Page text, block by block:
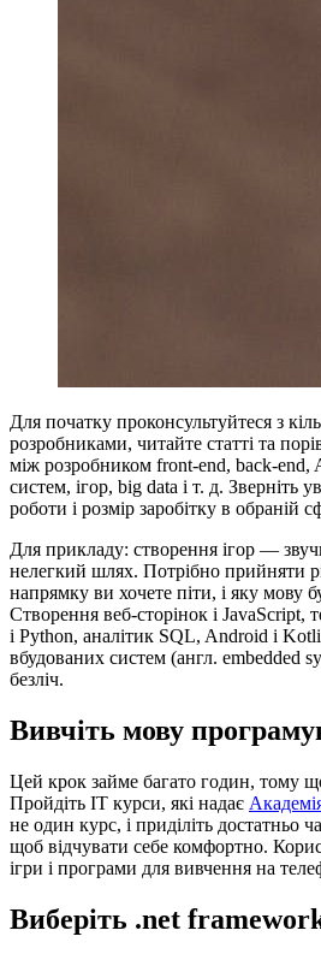
Для початку проконсультуйтеся з
розробниками, читайте статті та
між розробником front-end, back-end,
систем, ігор, big data і т. д. Зверніть
роботи і розмір заробітку в обраній
Для прикладу: створення ігор —
нелегкий шлях. Потрібно прийняти
напрямку ви хочете піти, і яку мову
Створення веб-сторінок і JavaScript,
і Python, аналітик SQL, Android і
вбудованих систем (англ. embedded
безліч.
Вивчіть мову
Цей крок займе багато годин, тому
Пройдіть IT курси, які надає
не один курс, і приділіть достатньо
щоб відчувати себе комфортно.
ігри і програми для вивчення на
Виберіть .net